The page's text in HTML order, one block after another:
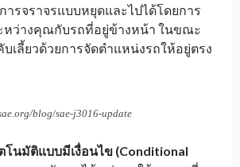
การจราจรแบบหยุดและไปได้โดยการ
หว่างคุณกับรถที่อยู่ข้างหน้า ในขณะ
เลี้ยวด้วยการจัดตำแหน่งรถให้อยู่ตรง
blog/sae-j3016-update
โนมัติแบบมีเงื่อนไข (Conditional